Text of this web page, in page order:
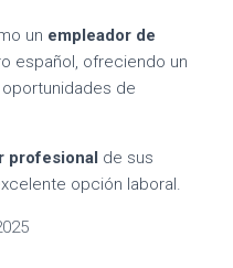
un empleador de
español, ofreciendo un
de
profesional de sus
opción laboral.